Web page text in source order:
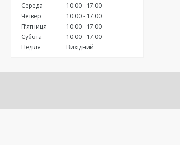
Середа
10:00
17:00
Четвер
10:00
17:00
Пʼятниця
10:00
17:00
Субота
10:00
17:00
Неділя
Вихідний